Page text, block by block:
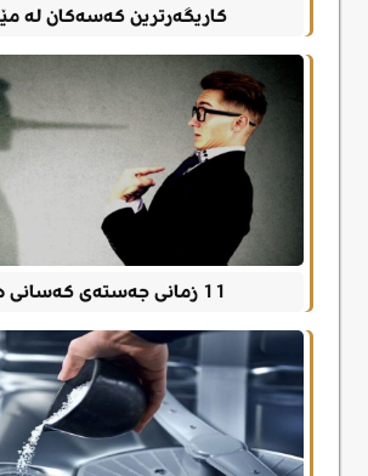
کاریگەرترین کەسەکان لە
11 زمانی جەستەی کەسانی درۆزن